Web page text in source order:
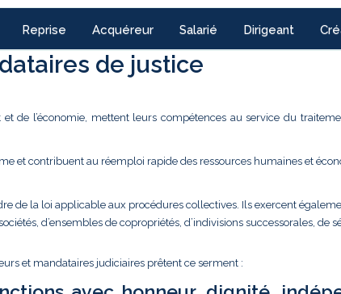
Reprise Acquéreur Salarié Dirigeant
de justice
de l’économie, mettent leurs compétences au service du
et contribuent au réemploi rapide des ressources humaines et
de la loi applicable aux procédures collectives. Ils exercent
d’ensembles de copropriétés, d’indivisions successorales, de
et mandataires judiciaires prêtent ce serment :